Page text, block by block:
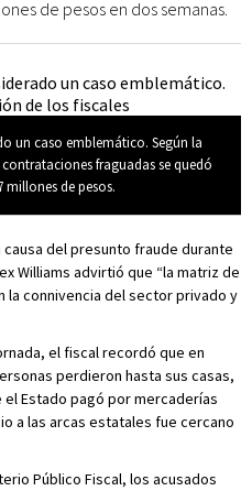
de pesos en dos semanas.
un caso emblemático. Según la
fraguadas se quedó
de pesos.
del presunto fraude durante
Williams advirtió que “la matriz de
connivencia del sector privado y
el fiscal recordó que en
perdieron hasta sus casas,
Estado pagó por mercaderías
a las arcas estatales fue cercano
Público Fiscal, los acusados